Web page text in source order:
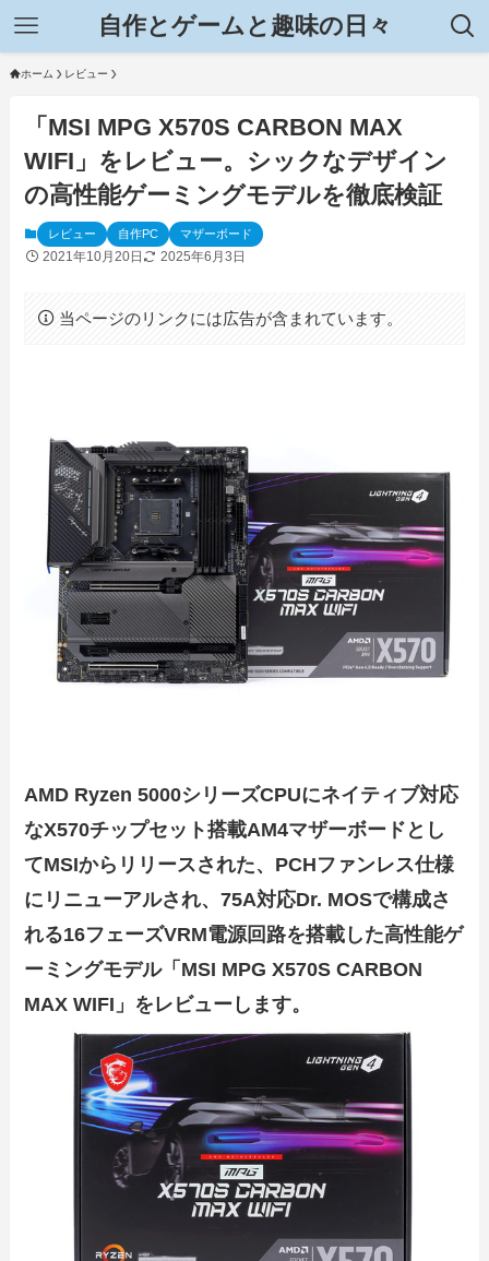
自作とゲームと趣味の日々
ホーム レビュー
「MSI MPG X570S CARBON MAX
WIFI」をレビュー。シックなデザイン
の高性能ゲーミングモデルを徹底検証
レビュー 自作PC マザーボード
2021年10月20日 2025年6月3日
当ページのリンクには広告が含まれています。
AMD Ryzen 5000シリーズCPUにネイティブ対応
なX570チップセット搭載AM4マザーボードとし
てMSIからリリースされた、PCHファンレス仕様
にリニューアルされ、75A対応Dr. MOSで構成さ
れる16フェーズVRM電源回路を搭載した高性能ゲ
ーミングモデル「MSI MPG X570S CARBON
MAX WIFI」をレビューします。